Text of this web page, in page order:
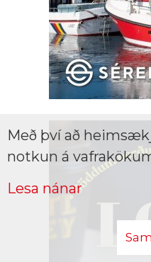
Með því að
notkun á
Lesa nánar